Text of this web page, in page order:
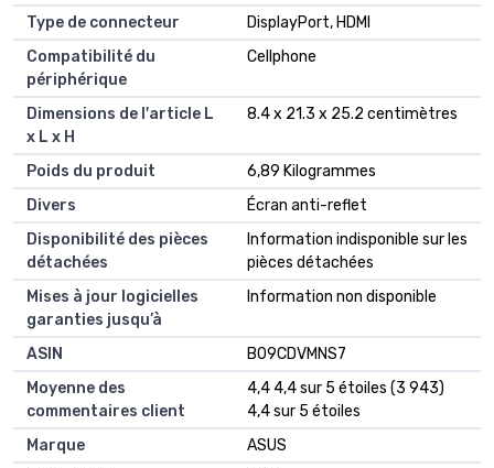
Type de connecteur
‎DisplayPort, HDMI
Compatibilité du
périphérique
‎Cellphone
Dimensions de l'article L
x L x H
‎8.4 x 21.3 x 25.2 centimètres
Poids du produit
‎6,89 Kilogrammes
Divers
‎Écran anti-reflet
Disponibilité des pièces
détachées
‎Information indisponible sur les
pièces détachées
Mises à jour logicielles
garanties jusqu’à
‎Information non disponible
ASIN
B09CDVMNS7
Moyenne des
commentaires client
4,4 4,4 sur 5 étoiles (3 943)
4,4 sur 5 étoiles
Marque
ASUS